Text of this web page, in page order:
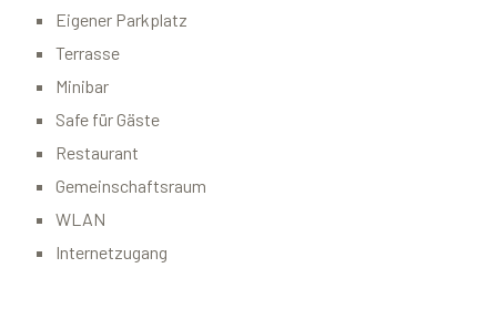
Eigener Parkplatz
Terrasse
Minibar
Safe für Gäste
Restaurant
Gemeinschaftsraum
WLAN
Internetzugang